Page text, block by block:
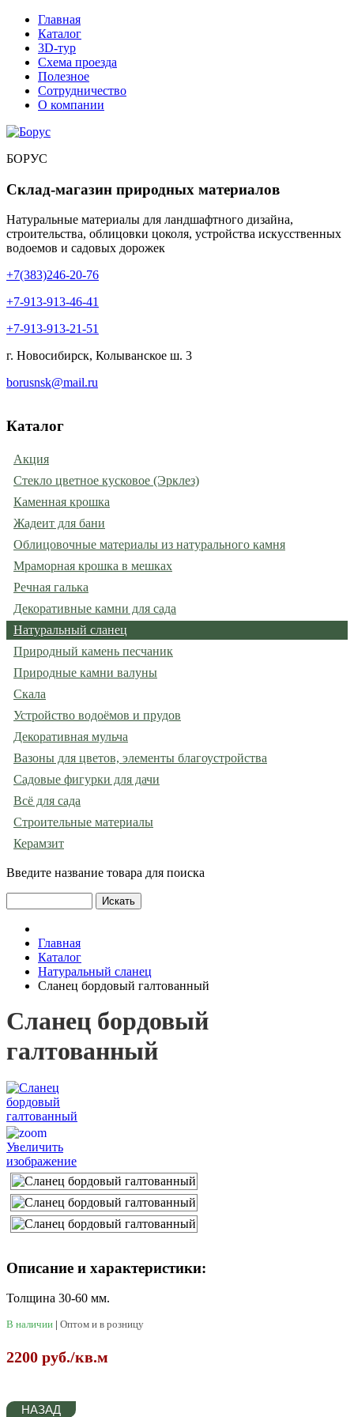
Главная
Каталог
3D-тур
Cхема проезда
Полезное
Сотрудничество
О компании
БОРУС
Склад-магазин природных материалов
Натуральные материалы для ландшафтного дизайна,
строительства, облицовки цоколя, устройства искусственных
водоемов и садовых дорожек
+7(383)246-20-76
+7-913-913-46-41
+7-913-913-21-51
г. Новосибирск, Колыванское ш. 3
borusnsk@mail.ru
Каталог
Акция
Стекло цветное кусковое (Эрклез)
Каменная крошка
Жадеит для бани
Облицовочные материалы из натурального камня
Мраморная крошка в мешках
Речная галька
Декоративные камни для сада
Натуральный сланец
Природный камень песчаник
Природные камни валуны
Скала
Устройство водоёмов и прудов
Декоративная мульча
Вазоны для цветов, элементы благоустройства
Садовые фигурки для дачи
Всё для сада
Строительные материалы
Керамзит
Введите название товара для поиска
Главная
Каталог
Натуральный сланец
Сланец бордовый галтованный
Сланец бордовый
галтованный
Увеличить
изображение
Описание и характеристики:
Толщина 30-60 мм.
В наличии | Оптом и в розницу
2200 руб./кв.м